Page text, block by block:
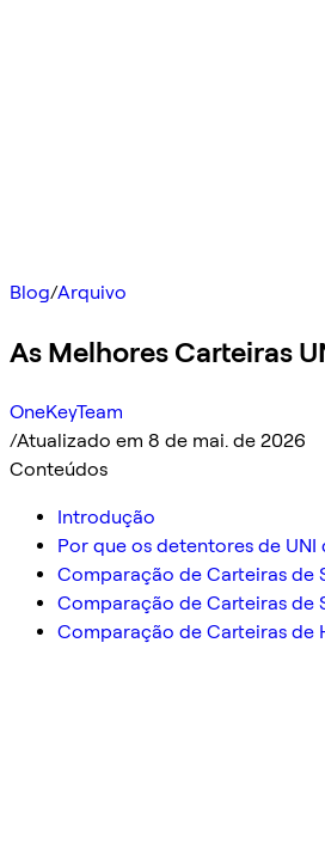
Blog/Arquivo
As Melhores Carteiras
OneKeyTeam
/Atualizado em 8 de mai. de 2026
Conteúdos
Introdução
Por que os detentores de
Comparação de Carteiras de
Comparação de Carteiras de
Comparação de Carteiras de